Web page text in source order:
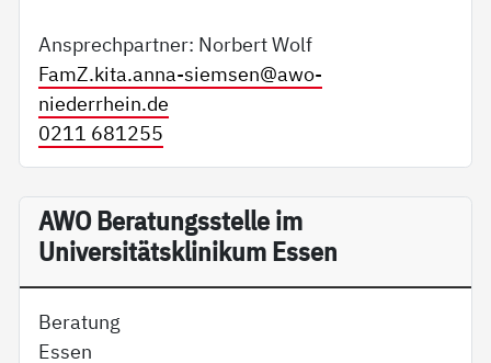
Ansprechpartner: Norbert Wolf
FamZ.kita.anna-siemsen@awo-
niederrhein.de
0211 681255
AWO Beratungsstelle im
Universitätsklinikum Essen
Beratung
Essen